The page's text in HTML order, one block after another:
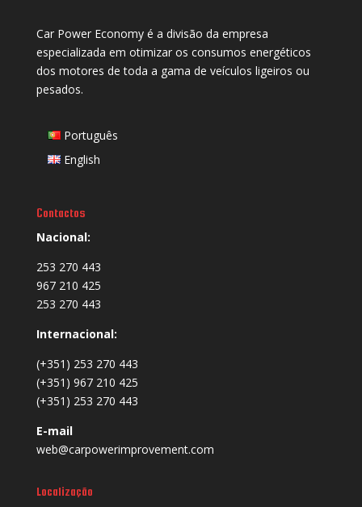
Car Power Economy é a divisão da empresa
especializada em otimizar os consumos energéticos
dos motores de toda a gama de veículos ligeiros ou
pesados.
Português
English
Contactos
Nacional:
253 270 443
967 210 425
253 270 443
Internacional:
(+351) 253 270 443
(+351) 967 210 425
(+351) 253 270 443
E-mail
web@carpowerimprovement.com
Localização